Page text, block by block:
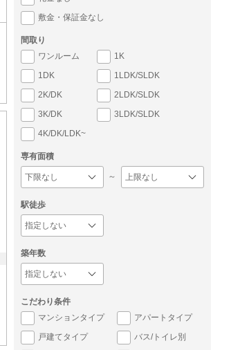
敷金・保証金なし
間取り
ワンルーム
1K
1DK
1LDK/SLDK
2K/DK
2LDK/SLDK
3K/DK
3LDK/SLDK
4K/DK/LDK~
専有面積
～
駅徒歩
築年数
こだわり条件
マンションタイプ
アパートタイプ
戸建てタイプ
バス/トイレ別